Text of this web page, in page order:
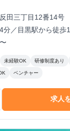
田三丁目12番14号
8階）
分／目黒駅から徒歩
未経験OK 研修制度あり
ベンチャー
求人